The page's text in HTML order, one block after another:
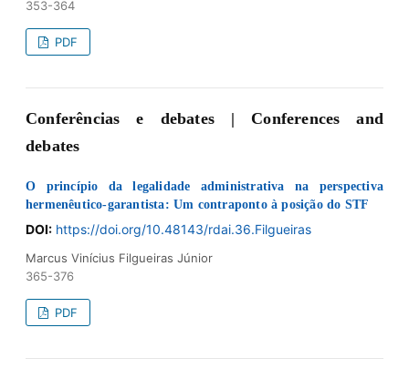
353-364
PDF
Conferências e debates | Conferences and
debates
O princípio da legalidade administrativa na perspectiva
hermenêutico-garantista: Um contraponto à posição do STF
DOI: https://doi.org/10.48143/rdai.36.Filgueiras
Marcus Vinícius Filgueiras Júnior
365-376
PDF